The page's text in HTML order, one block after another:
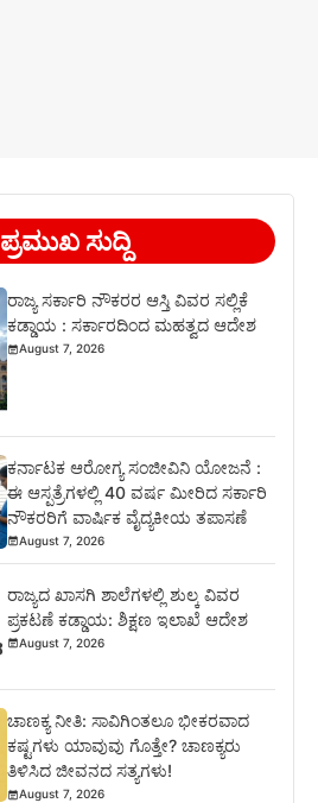
ಪ್ರಮುಖ ಸುದ್ದಿ
ರಾಜ್ಯ ಸರ್ಕಾರಿ ನೌಕರರ ಆಸ್ತಿ ವಿವರ ಸಲ್ಲಿಕೆ
ಕಡ್ಡಾಯ : ಸರ್ಕಾರದಿಂದ ಮಹತ್ವದ ಆದೇಶ
August 7, 2026
ಕರ್ನಾಟಕ ಆರೋಗ್ಯ ಸಂಜೀವಿನಿ ಯೋಜನೆ :
ಈ ಆಸ್ಪತ್ರೆಗಳಲ್ಲಿ 40 ವರ್ಷ ಮೀರಿದ ಸರ್ಕಾರಿ
ನೌಕರರಿಗೆ ವಾರ್ಷಿಕ ವೈದ್ಯಕೀಯ ತಪಾಸಣೆ
August 7, 2026
ರಾಜ್ಯದ ಖಾಸಗಿ ಶಾಲೆಗಳಲ್ಲಿ ಶುಲ್ಕ ವಿವರ
ಪ್ರಕಟಣೆ ಕಡ್ಡಾಯ: ಶಿಕ್ಷಣ ಇಲಾಖೆ ಆದೇಶ
August 7, 2026
ಚಾಣಕ್ಯ ನೀತಿ: ಸಾವಿಗಿಂತಲೂ ಭೀಕರವಾದ
ಕಷ್ಟಗಳು ಯಾವುವು ಗೊತ್ತೇ? ಚಾಣಕ್ಯರು
ತಿಳಿಸಿದ ಜೀವನದ ಸತ್ಯಗಳು!
August 7, 2026